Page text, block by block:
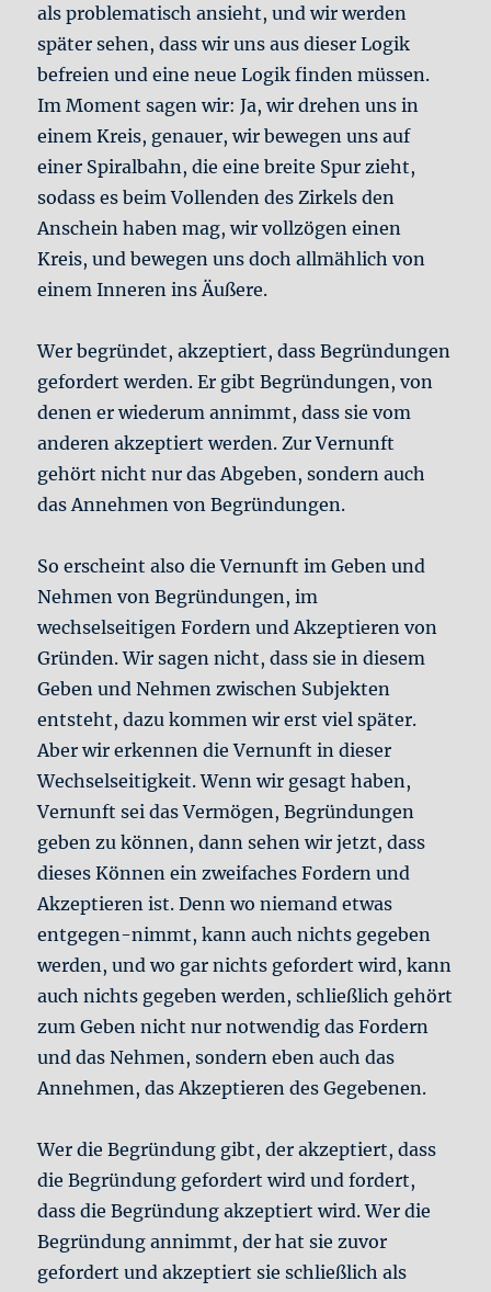
als problematisch ansieht, und wir werden
später sehen, dass wir uns aus dieser Logik
befreien und eine neue Logik finden müssen.
Im Moment sagen wir: Ja, wir drehen uns in
einem Kreis, genauer, wir bewegen uns auf
einer Spiralbahn, die eine breite Spur zieht,
sodass es beim Vollenden des Zirkels den
Anschein haben mag, wir vollzögen einen
Kreis, und bewegen uns doch allmählich von
einem Inneren ins Äußere.
Wer begründet, akzeptiert, dass Begründungen
gefordert werden. Er gibt Begründungen, von
denen er wiederum annimmt, dass sie vom
anderen akzeptiert werden. Zur Vernunft
gehört nicht nur das Abgeben, sondern auch
das Annehmen von Begründungen.
So erscheint also die Vernunft im Geben und
Nehmen von Begründungen, im
wechselseitigen Fordern und Akzeptieren von
Gründen. Wir sagen nicht, dass sie in diesem
Geben und Nehmen zwischen Subjekten
entsteht, dazu kommen wir erst viel später.
Aber wir erkennen die Vernunft in dieser
Wechselseitigkeit. Wenn wir gesagt haben,
Vernunft sei das Vermögen, Begründungen
geben zu können, dann sehen wir jetzt, dass
dieses Können ein zweifaches Fordern und
Akzeptieren ist. Denn wo niemand etwas
entgegen-nimmt, kann auch nichts gegeben
werden, und wo gar nichts gefordert wird, kann
auch nichts gegeben werden, schließlich gehört
zum Geben nicht nur notwendig das Fordern
und das Nehmen, sondern eben auch das
Annehmen, das Akzeptieren des Gegebenen.
Wer die Begründung gibt, der akzeptiert, dass
die Begründung gefordert wird und fordert,
dass die Begründung akzeptiert wird. Wer die
Begründung annimmt, der hat sie zuvor
gefordert und akzeptiert sie schließlich als